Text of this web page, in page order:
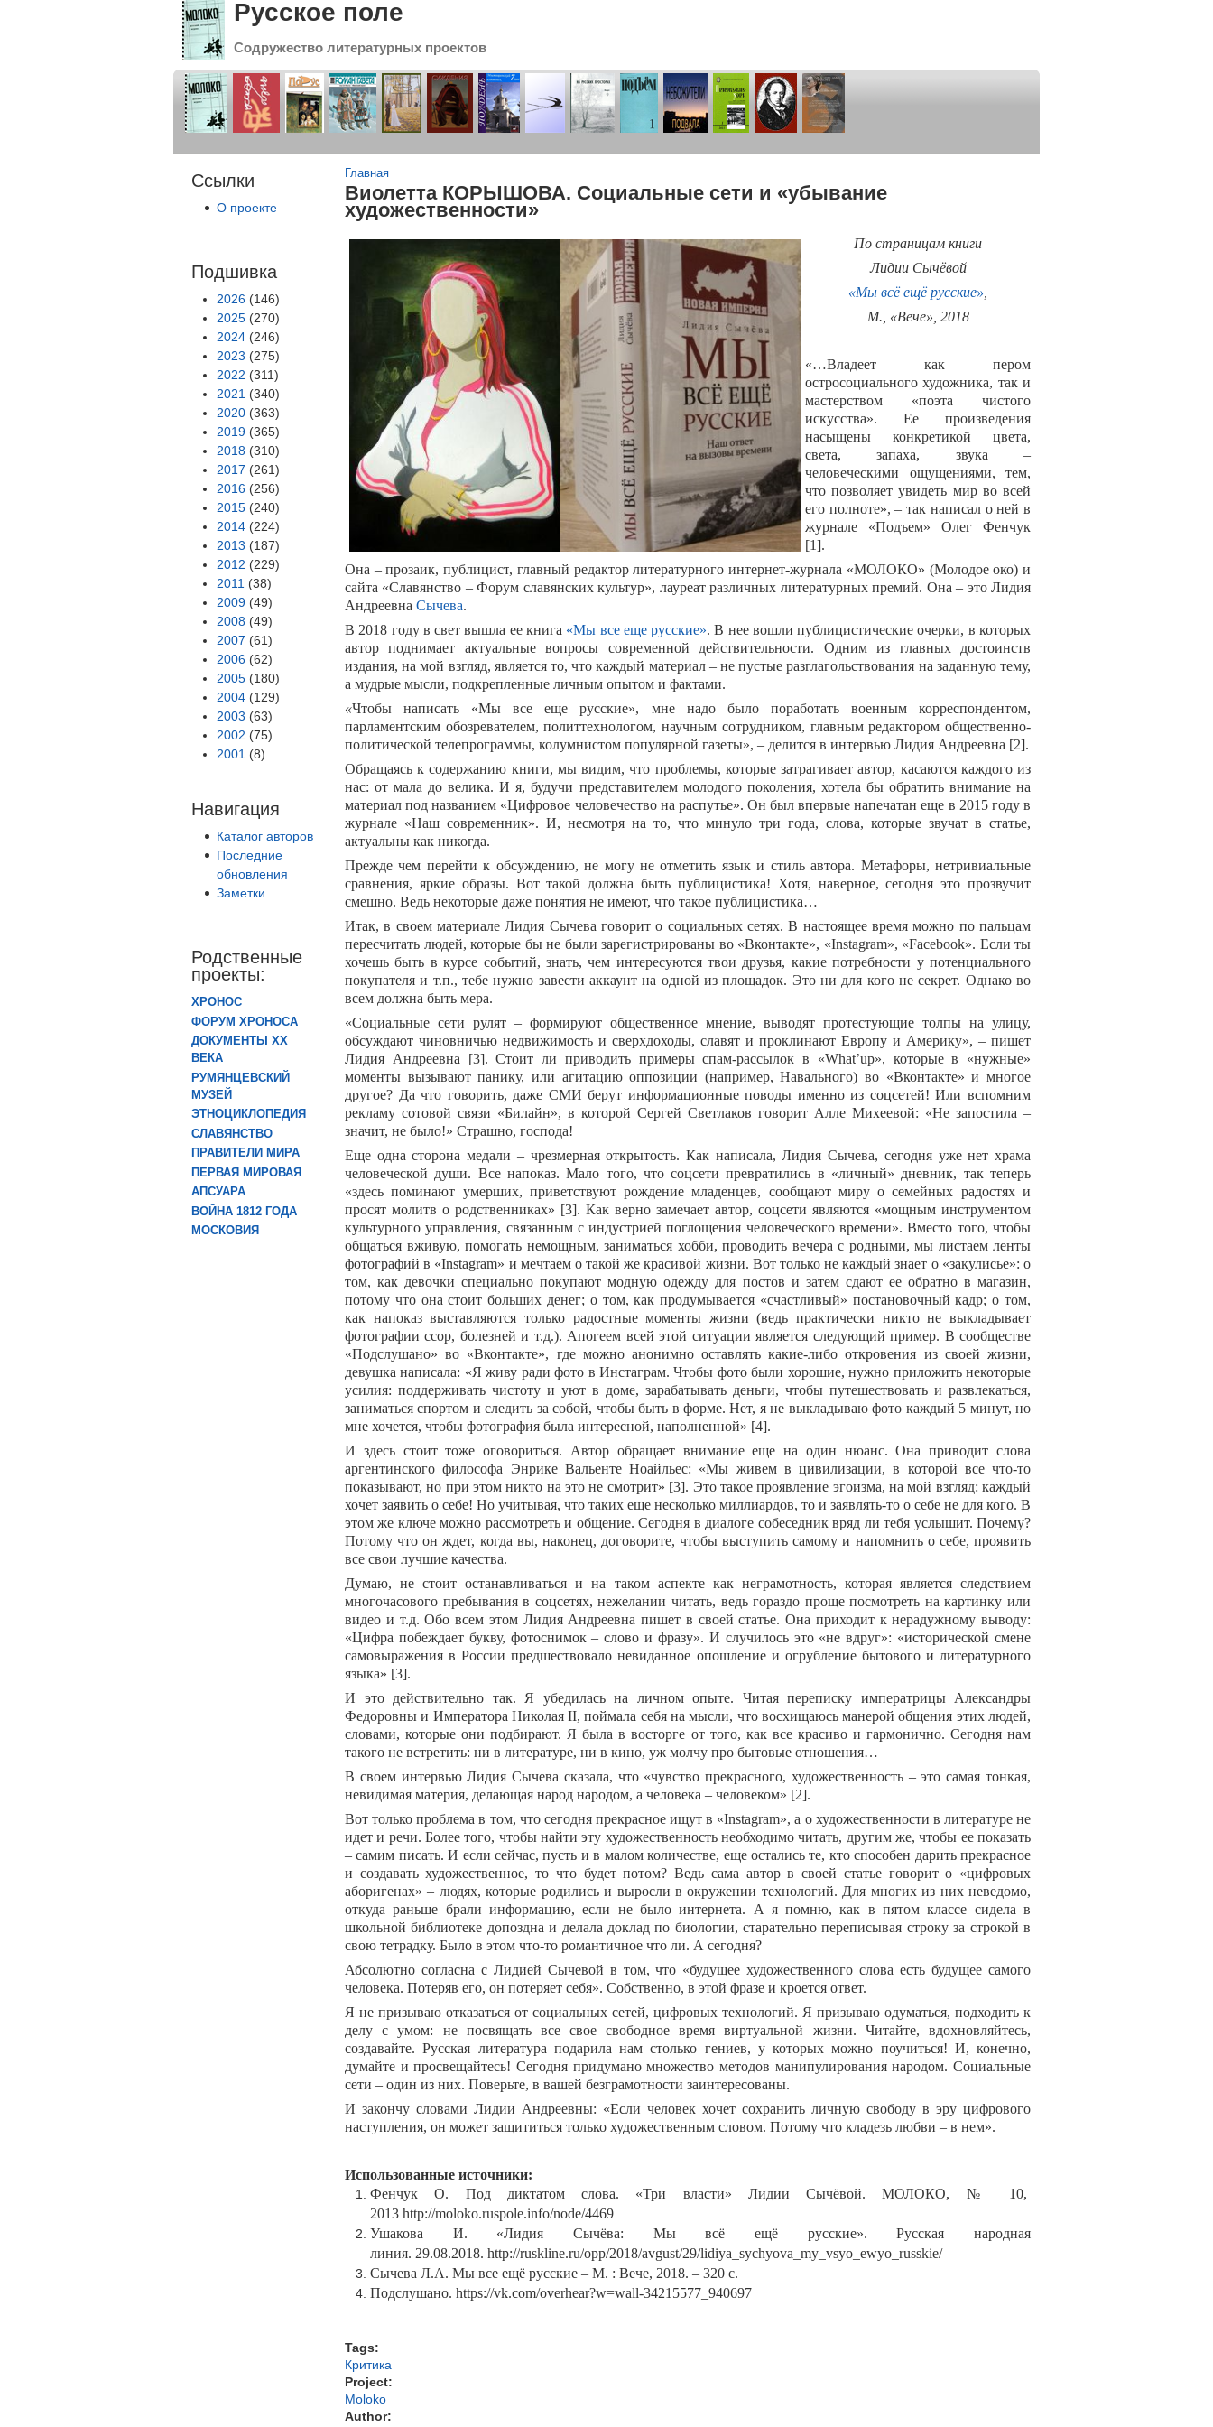
Русское поле
Содружество литературных проектов
Ссылки
О проекте
Подшивка
2026 (146)
2025 (270)
2024 (246)
2023 (275)
2022 (311)
2021 (340)
2020 (363)
2019 (365)
2018 (310)
2017 (261)
2016 (256)
2015 (240)
2014 (224)
2013 (187)
2012 (229)
2011 (38)
2009 (49)
2008 (49)
2007 (61)
2006 (62)
2005 (180)
2004 (129)
2003 (63)
2002 (75)
2001 (8)
Навигация
Каталог авторов
Последние
обновления
Заметки
Родственные
проекты:
ХРОНОС
ФОРУМ ХРОНОСА
ДОКУМЕНТЫ XX
ВЕКА
РУМЯНЦЕВСКИЙ
МУЗЕЙ
ЭТНОЦИКЛОПЕДИЯ
СЛАВЯНСТВО
ПРАВИТЕЛИ МИРА
ПЕРВАЯ МИРОВАЯ
АПСУАРА
ВОЙНА 1812 ГОДА
МОСКОВИЯ
Вы здесь
Главная
Виолетта КОРЫШОВА. Социальные сети и «убывание
художественности»
По страницам книги
Лидии Сычёвой
«Мы всё ещё русские»,
М., «Вече», 2018
«…Владеет как пером
остросоциального художника, так и
мастерством «поэта чистого
искусства». Ее произведения
насыщены конкретикой цвета,
света, запаха, звука –
человеческими ощущениями, тем,
что позволяет увидеть мир во всей
его полноте», – так написал о ней в
журнале «Подъем» Олег Фенчук
[1].
Она – прозаик, публицист, главный редактор литературного интернет-журнала «МОЛОКО» (Молодое око) и
сайта «Славянство – Форум славянских культур», лауреат различных литературных премий. Она – это Лидия
Андреевна Сычева.
В 2018 году в свет вышла ее книга «Мы все еще русские».В нее вошли публицистические очерки, в которых
автор поднимает актуальные вопросы современной действительности. Одним из главных достоинств
издания, на мой взгляд, является то, что каждый материал – не пустые разглагольствования на заданную тему,
а мудрые мысли, подкрепленные личным опытом и фактами.
«Чтобы написать «Мы все еще русские», мне надо было поработать военным корреспондентом,
парламентским обозревателем, политтехнологом, научным сотрудником, главным редактором общественно-
политической телепрограммы, колумнистом популярной газеты», – делится в интервью Лидия Андреевна [2].
Обращаясь к содержанию книги, мы видим, что проблемы, которые затрагивает автор, касаются каждого из
нас: от мала до велика. И я, будучи представителем молодого поколения, хотела бы обратить внимание на
материал под названием «Цифровое человечество на распутье». Он был впервые напечатан еще в 2015 году в
журнале «Наш современник». И, несмотря на то, что минуло три года, слова, которые звучат в статье,
актуальны как никогда.
Прежде чем перейти к обсуждению, не могу не отметить язык и стиль автора. Метафоры, нетривиальные
сравнения, яркие образы. Вот такой должна быть публицистика! Хотя, наверное, сегодня это прозвучит
смешно. Ведь некоторые даже понятия не имеют, что такое публицистика…
Итак, в своем материале Лидия Сычева говорит о социальных сетях. В настоящее время можно по пальцам
пересчитать людей, которые бы не были зарегистрированы во «Вконтакте», «Instagram», «Facebook». Если ты
хочешь быть в курсе событий, знать, чем интересуются твои друзья, какие потребности у потенциального
покупателя и т.п., тебе нужно завести аккаунт на одной из площадок. Это ни для кого не секрет. Однако во
всем должна быть мера.
«Социальные сети рулят – формируют общественное мнение, выводят протестующие толпы на улицу,
обсуждают чиновничью недвижимость и сверхдоходы, славят и проклинают Европу и Америку», – пишет
Лидия Андреевна [3]. Стоит ли приводить примеры спам-рассылок в «What’up», которые в «нужные»
моменты вызывают панику, или агитацию оппозиции (например, Навального) во «Вконтакте» и многое
другое? Да что говорить, даже СМИ берут информационные поводы именно из соцсетей! Или вспомним
рекламу сотовой связи «Билайн», в которой Сергей Светлаков говорит Алле Михеевой: «Не запостила –
значит, не было!» Страшно, господа!
Еще одна сторона медали – чрезмерная открытость. Как написала, Лидия Сычева, сегодня уже нет храма
человеческой души. Все напоказ. Мало того, что соцсети превратились в «личный» дневник, так теперь
«здесь поминают умерших, приветствуют рождение младенцев, сообщают миру о семейных радостях и
просят молитв о родственниках» [3]. Как верно замечает автор, соцсети являются «мощным инструментом
культурного управления, связанным с индустрией поглощения человеческого времени». Вместо того, чтобы
общаться вживую, помогать немощным, заниматься хобби, проводить вечера с родными, мы листаем ленты
фотографий в «Instagram» и мечтаем о такой же красивой жизни. Вот только не каждый знает о «закулисье»: о
том, как девочки специально покупают модную одежду для постов и затем сдают ее обратно в магазин,
потому что она стоит больших денег; о том, как продумывается «счастливый» постановочный кадр; о том,
как напоказ выставляются только радостные моменты жизни (ведь практически никто не выкладывает
фотографии ссор, болезней и т.д.). Апогеем всей этой ситуации является следующий пример. В сообществе
«Подслушано» во «Вконтакте», где можно анонимно оставлять какие-либо откровения из своей жизни,
девушка написала: «Я живу ради фото в Инстаграм. Чтобы фото были хорошие, нужно приложить некоторые
усилия: поддерживать чистоту и уют в доме, зарабатывать деньги, чтобы путешествовать и развлекаться,
заниматься спортом и следить за собой, чтобы быть в форме. Нет, я не выкладываю фото каждый 5 минут, но
мне хочется, чтобы фотография была интересной, наполненной» [4].
И здесь стоит тоже оговориться. Автор обращает внимание еще на один нюанс. Она приводит слова
аргентинского философа Энрике Вальенте Ноайльес: «Мы живем в цивилизации, в которой все что-то
показывают, но при этом никто на это не смотрит» [3]. Это такое проявление эгоизма, на мой взгляд: каждый
хочет заявить о себе! Но учитывая, что таких еще несколько миллиардов, то и заявлять-то о себе не для кого. В
этом же ключе можно рассмотреть и общение. Сегодня в диалоге собеседник вряд ли тебя услышит. Почему?
Потому что он ждет, когда вы, наконец, договорите, чтобы выступить самому и напомнить о себе, проявить
все свои лучшие качества.
Думаю, не стоит останавливаться и на таком аспекте как неграмотность, которая является следствием
многочасового пребывания в соцсетях, нежелании читать, ведь гораздо проще посмотреть на картинку или
видео и т.д. Обо всем этом Лидия Андреевна пишет в своей статье. Она приходит к нерадужному выводу:
«Цифра побеждает букву, фотоснимок – слово и фразу». И случилось это «не вдруг»: «исторической смене
самовыражения в России предшествовало невиданное опошление и огрубление бытового и литературного
языка» [3].
И это действительно так. Я убедилась на личном опыте. Читая переписку императрицы Александры
Федоровны и Императора НиколаяII, поймала себя на мысли, что восхищаюсь манерой общения этих людей,
словами, которые они подбирают. Я была в восторге от того, как все красиво и гармонично. Сегодня нам
такого не встретить: ни в литературе, ни в кино, уж молчу про бытовые отношения…
В своем интервью Лидия Сычева сказала, что «чувство прекрасного, художественность – это самая тонкая,
невидимая материя, делающая народ народом, а человека – человеком» [2].
Вот только проблема в том, что сегодня прекрасное ищут в «Instagram», а о художественности в литературе не
идет и речи. Более того, чтобы найти эту художественность необходимо читать, другим же, чтобы ее показать
– самим писать. И если сейчас, пусть и в малом количестве, еще остались те, кто способен дарить прекрасное
и создавать художественное, то что будет потом? Ведь сама автор в своей статье говорит о «цифровых
аборигенах» – людях, которые родились и выросли в окружении технологий. Для многих из них неведомо,
откуда раньше брали информацию, если не было интернета. А я помню, как в пятом классе сидела в
школьной библиотеке допоздна и делала доклад по биологии, старательно переписывая строку за строкой в
свою тетрадку. Было в этом что-то романтичное что ли. А сегодня?
Абсолютно согласна с Лидией Сычевой в том, что «будущее художественного слова есть будущее самого
человека. Потеряв его, он потеряет себя». Собственно, в этой фразе и кроется ответ.
Я не призываю отказаться от социальных сетей, цифровых технологий. Я призываю одуматься, подходить к
делу с умом: не посвящать все свое свободное время виртуальной жизни. Читайте, вдохновляйтесь,
создавайте. Русская литература подарила нам столько гениев, у которых можно поучиться! И, конечно,
думайте и просвещайтесь! Сегодня придумано множество методов манипулирования народом. Социальные
сети – один из них. Поверьте, в вашей безграмотности заинтересованы.
И закончу словами Лидии Андреевны: «Если человек хочет сохранить личную свободу в эру цифрового
наступления, он может защититься только художественным словом. Потому что кладезь любви – в нем».
Использованные источники:
Фенчук О. Под диктатом слова. «Три власти» Лидии Сычёвой. МОЛОКО, № 10,
2013 http://moloko.ruspole.info/node/4469
Ушакова И. «Лидия Сычёва: Мы всё ещё русские». Русская народная
линия. 29.08.2018. http://ruskline.ru/opp/2018/avgust/29/lidiya sychyova my vsyo ewyo russkie/
Сычева Л.А. Мы все ещё русские – М. : Вече, 2018. – 320 с.
Подслушано. https://vk.com/overhear?w=wall-34215577_940697
Tags:
Критика
Project:
Moloko
Author: